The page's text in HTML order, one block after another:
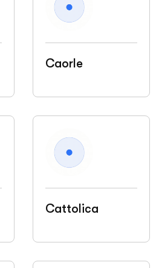
Caorle
Cattolica